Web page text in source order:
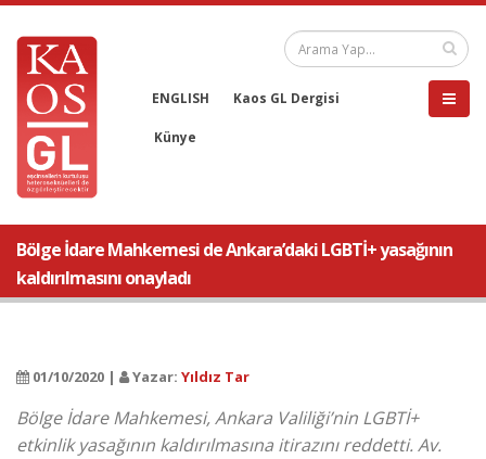
ENGLISH Kaos GL Dergisi
Künye
Bölge İdare Mahkemesi de Ankara’daki LGBTİ+ yasağının
kaldırılmasını onayladı
01/10/2020 | Yazar: Yıldız Tar
Bölge İdare Mahkemesi, Ankara Valiliği’nin LGBTİ+
etkinlik yasağının kaldırılmasına itirazını reddetti. Av.